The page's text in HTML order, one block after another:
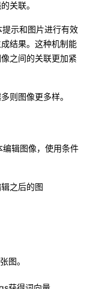
关联。
示和图片进行有效
结果。这种机制能
之间的关联更加紧
则图像更多样。
辑图像，使用条件
之后的图
图。